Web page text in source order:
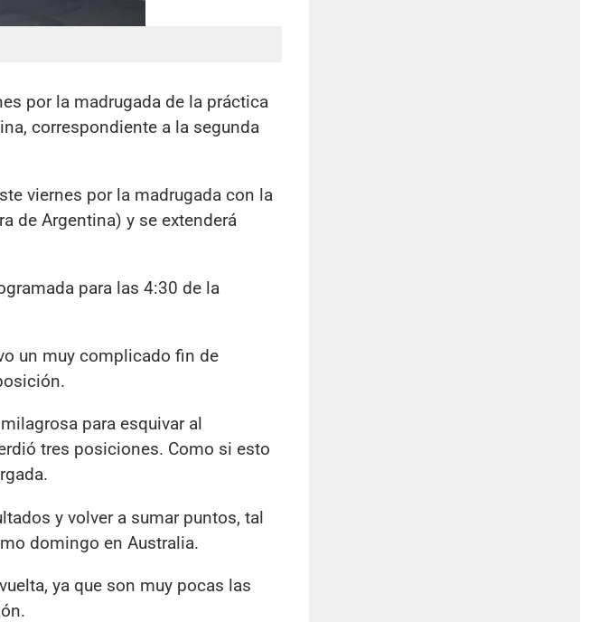
por la madrugada de la práctica
correspondiente a la segunda
viernes por la madrugada con la
de Argentina) y se extenderá
para las 4:30 de la
un muy complicado fin de
para esquivar al
tres posiciones. Como si esto
y volver a sumar puntos, tal
domingo en Australia.
ya que son muy pocas las